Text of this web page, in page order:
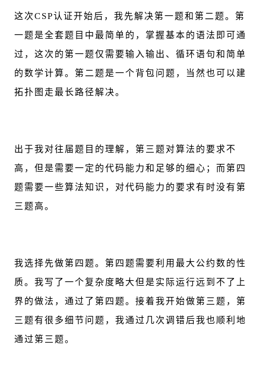
这次CSP认证开始后，我先解决第一题和第二题。第
一题是全套题目中最简单的，掌握基本的语法即可通
过，这次的第一题仅需要输入输出、循环语句和简单
的数学计算。第二题是一个背包问题，当然也可以建
拓扑图走最长路径解决。
出于我对往届题目的理解，第三题对算法的要求不
高，但是需要一定的代码能力和足够的细心；而第四
题需要一些算法知识，对代码能力的要求有时没有第
三题高。
我选择先做第四题。第四题需要利用最大公约数的性
质。我写了一个复杂度略大但是实际运行远到不了上
界的做法，通过了第四题。接着我开始做第三题，第
三题有很多细节问题，我通过几次调错后我也顺利地
通过第三题。